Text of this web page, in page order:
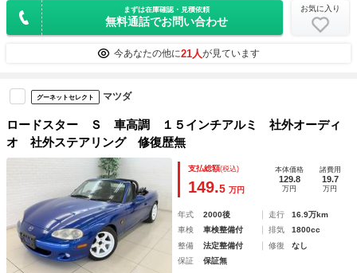
まずは在庫確認・見積依頼
無料通話でお問い合わせ
お気に入り
今あなたの他に21人が見ています
グーネットセレクト マツダ
ロードスター Ｓ 車高調 １５インチアルミ 社外オーディ
オ 社外ステアリング 修復歴無
支払総額(税込)
149.5 万円
本体価格
129.8
万円
諸費用
19.7
万円
年式 2000後 走行
16.9万km
車検
車検整備付 排気
1800cc
整備
法定整備付 修復
なし
保証
保証無